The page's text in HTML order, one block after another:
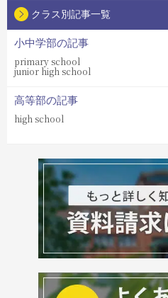
クラス別記事一覧
小中学部の記事
primary school
junior high school
高等部の記事
high school